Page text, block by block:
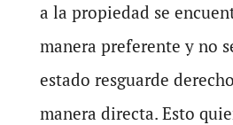
a la propiedad se
manera preferente y no
estado resguarde
manera directa. Esto